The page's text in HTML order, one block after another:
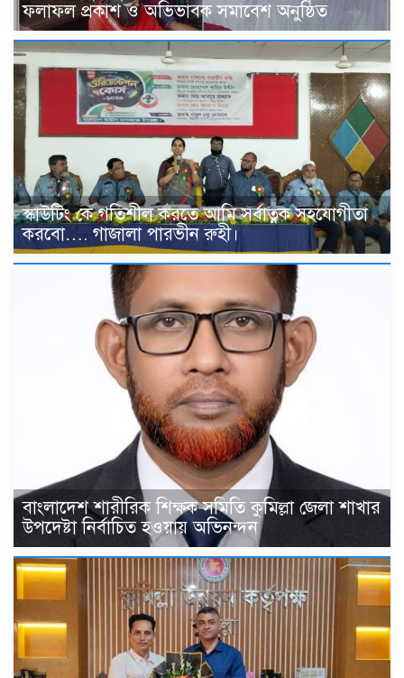
ফলাফল প্রকাশ ও অভিভাবক সমাবেশ অনুষ্ঠিত
স্কাউটিং কে গতিশীল করতে আমি সর্বাত্নক সহযোগীতা
করবো…. গাজালা পারভীন রুহী।
বাংলাদেশ শারীরিক শিক্ষক সমিতি কুমিল্লা জেলা শাখার
উপদেষ্টা নির্বাচিত হওয়ায় অভিনন্দন